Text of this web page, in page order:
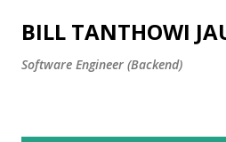
Skip to main
BILL TANTHOWI
Software Engineer (Backend)